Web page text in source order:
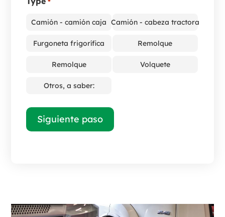
Camión - camión caja Camión - cabeza tractora
Furgoneta frigorífica Remolque
Remolque Volquete
Otros, a saber: